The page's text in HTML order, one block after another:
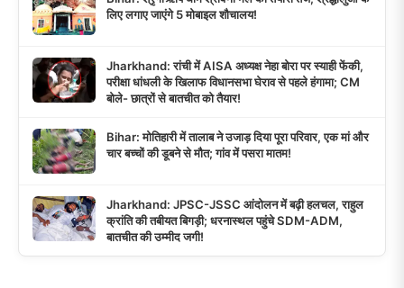
लिए लगाए जाएंगे 5 मोबाइल शौचालय!
Jharkhand: रांची में AISA अध्यक्ष नेहा बोरा पर स्याही फेंकी,
परीक्षा धांधली के खिलाफ विधानसभा घेराव से पहले हंगामा; CM
बोले- छात्रों से बातचीत को तैयार!
Bihar: मोतिहारी में तालाब ने उजाड़ दिया पूरा परिवार, एक मां और
चार बच्चों की डूबने से मौत; गांव में पसरा मातम!
Jharkhand: JPSC-JSSC आंदोलन में बढ़ी हलचल, राहुल
क्रांति की तबीयत बिगड़ी; धरनास्थल पहुंचे SDM-ADM,
बातचीत की उम्मीद जगी!